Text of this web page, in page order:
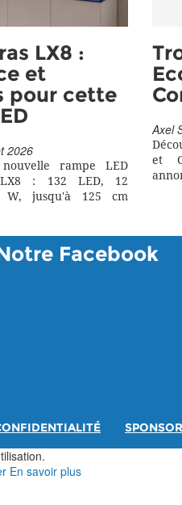
LX8 :
et
pour cette
2026
rampe LED
: 132 LED, 12
W, jusqu'à 125 cm
Axel
et
Facebook
En savoir plus